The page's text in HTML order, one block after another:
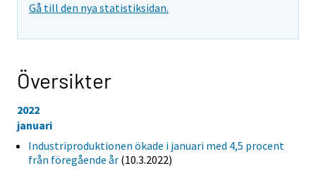
Gå till den nya statistiksidan.
Översikter
2022
januari
Industriproduktionen ökade i januari med 4,5 procent
från föregående år (10.3.2022)